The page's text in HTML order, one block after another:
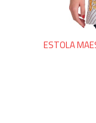
ESTOLA